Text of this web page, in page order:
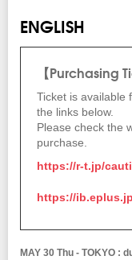
ENGLISH
【Purchasing
Ticket is available
the links below.
Please check the
purchase.
https://r-t.jp/
https://
MAY 30 Thu - TOKYO :